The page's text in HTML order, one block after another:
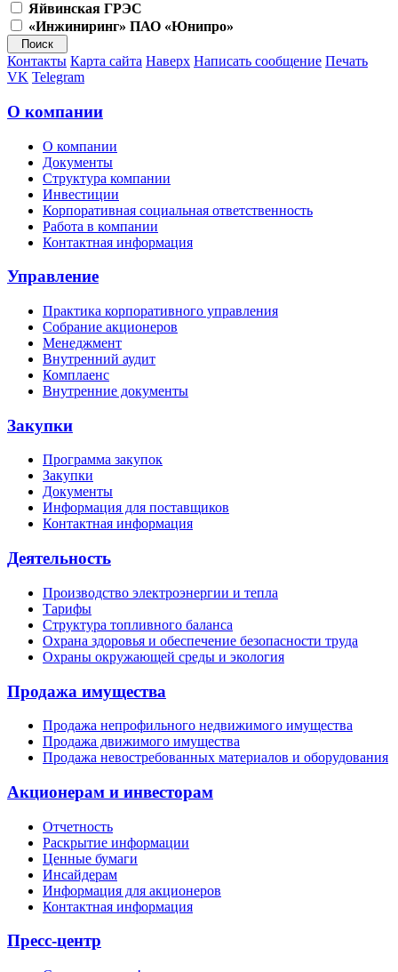
Яйвинская ГРЭС
«Инжиниринг» ПАО «Юнипро»
Контакты Карта сайта Наверх Написать сообщение Печать
VK Telegram
О компании
О компании
Документы
Структура компании
Инвестиции
Корпоративная социальная ответственность
Работа в компании
Контактная информация
Управление
Практика корпоративного управления
Собрание акционеров
Менеджмент
Внутренний аудит
Комплаенс
Внутренние документы
Закупки
Программа закупок
Закупки
Документы
Информация для поставщиков
Контактная информация
Деятельность
Производство электроэнергии и тепла
Тарифы
Структура топливного баланса
Охрана здоровья и обеспечение безопасности труда
Охраны окружающей среды и экология
Продажа имущества
Продажа непрофильного недвижимого имущества
Продажа движимого имущества
Продажа невостребованных материалов и оборудования
Акционерам и инвесторам
Отчетность
Раскрытие информации
Ценные бумаги
Инсайдерам
Информация для акционеров
Контактная информация
Пресс-центр